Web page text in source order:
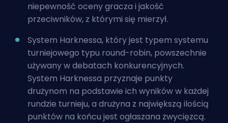
niepewność oceny gracza i jakość
przeciwników, z którymi się mierzył.
System Harknessa, który jest typem systemu
turniejowego typu round-robin, powszechnie
używany w debatach konkurencyjnych.
System Harknessa przyznaje punkty
drużynom na podstawie ich wyników w każdej
rundzie turnieju, a drużyna z największą ilością
punktów na końcu jest ogłaszana zwycięzcą.